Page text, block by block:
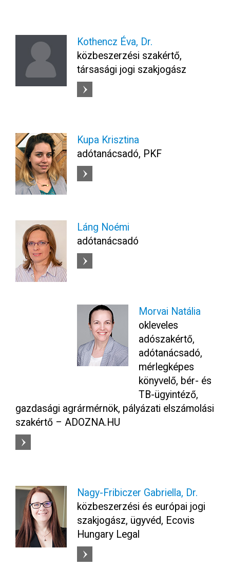
Kothencz Éva, Dr.
közbeszerzési szakértő,
társasági jogi szakjogász
Kupa Krisztina
adótanácsadó, PKF
Láng Noémi
adótanácsadó
Morvai Natália
okleveles
adószakértő,
adótanácsadó,
mérlegképes
könyvelő, bér- és
TB-ügyintéző,
gazdasági agrármérnök, pályázati elszámolási
szakértő – ADOZNA.HU
Nagy-Fribiczer Gabriella, Dr.
közbeszerzési és európai jogi
szakjogász, ügyvéd, Ecovis
Hungary Legal